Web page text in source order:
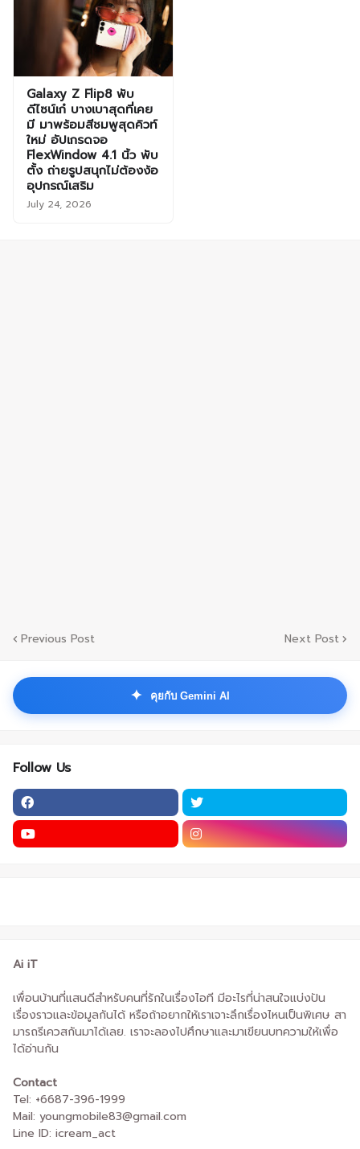
Galaxy Z Flip8 พับ
ดีไซน์เก๋ บางเบาสุดที่เคย
มี มาพร้อมสีชมพูสุดคิวท์
ใหม่ อัปเกรดจอ
FlexWindow 4.1 นิ้ว พับ
ตั้ง ถ่ายรูปสนุกไม่ต้องง้อ
อุปกรณ์เสริม
July 24, 2026
Previous Post Next Post
✦ คุยกับ Gemini AI
Follow Us
Ai iT
เพื่อนบ้านที่แสนดีสำหรับคนที่รักในเรื่องไอที มีอะไรที่น่าสนใจแบ่งปัน
เรื่องราวและข้อมูลกันได้ หรือถ้าอยากให้เราเจาะลึกเรื่องไหนเป็นพิเศษ สา
มารถรีเควสกันมาได้เลย. เราจะลองไปศึกษาและมาเขียนบทความให้เพื่อ
ได้อ่านกัน
Contact
Tel: +6687-396-1999
Mail: youngmobile83@gmail.com
Line ID: icream_act